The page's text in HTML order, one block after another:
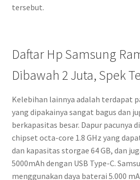
tersebut.
Daftar Hp Samsung
Dibawah 2 Juta, Spek
Kelebihan lainnya adalah terdapat
yang dipakainya sangat bagus dan
berkapasitas besar. Dapur pacunya
chipset octa-core 1.8 GHz yang
dan kapasitas storgae 64 GB, dan
5000mAh dengan USB Type-C.
menggunakan daya baterai 5.000